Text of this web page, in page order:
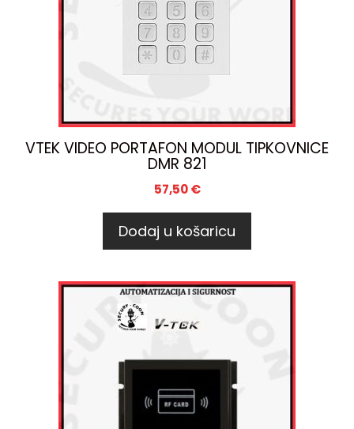
VTEK VIDEO PORTAFON MODUL TIPKOVNICE
DMR 821
57,50€
Dodaj u košaricu